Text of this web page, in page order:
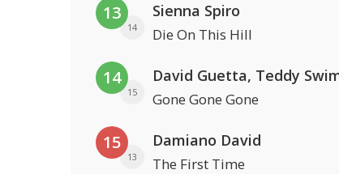
13
14
Sienna Spiro
Die On This Hill
14
15 Gone Gone Gone
15
13
Damiano David
The First Time